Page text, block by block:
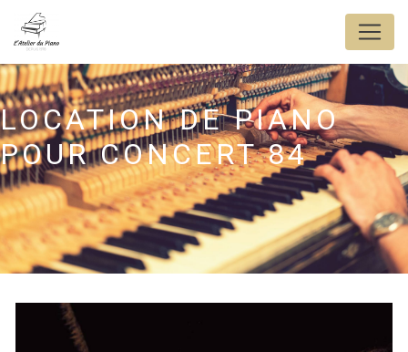
LOCATION DE PIANO
POUR CONCERT 84
Panneau de gestion des cookies